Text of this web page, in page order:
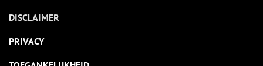
DISCLAIMER
PRIVACY